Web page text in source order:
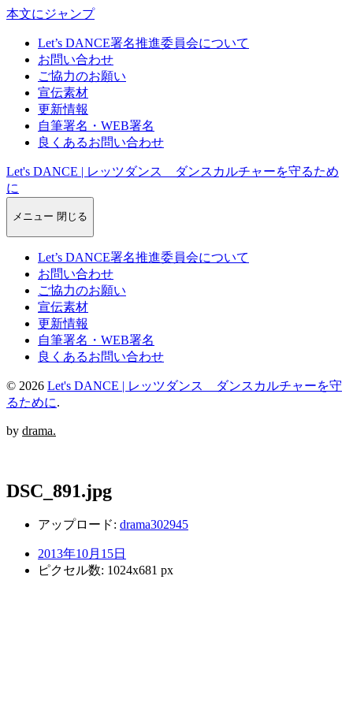
本文にジャンプ
Let’s DANCE署名推進委員会について
お問い合わせ
ご協力のお願い
宣伝素材
更新情報
自筆署名・WEB署名
良くあるお問い合わせ
Let's DANCE | レッツダンス ダンスカルチャーを守るため
に
メニュー 閉じる
Let’s DANCE署名推進委員会について
お問い合わせ
ご協力のお願い
宣伝素材
更新情報
自筆署名・WEB署名
良くあるお問い合わせ
© 2026 Let's DANCE | レッツダンス ダンスカルチャーを守
るために.
by drama.
DSC_891.jpg
アップロード: drama302945
2013年10月15日
ピクセル数: 1024x681 px